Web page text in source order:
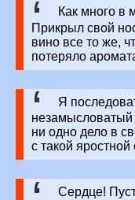
Как много в
Прикрыл свой
вино все то же,
потеряло
Я
ни одно дело в
с такой
Сердце!